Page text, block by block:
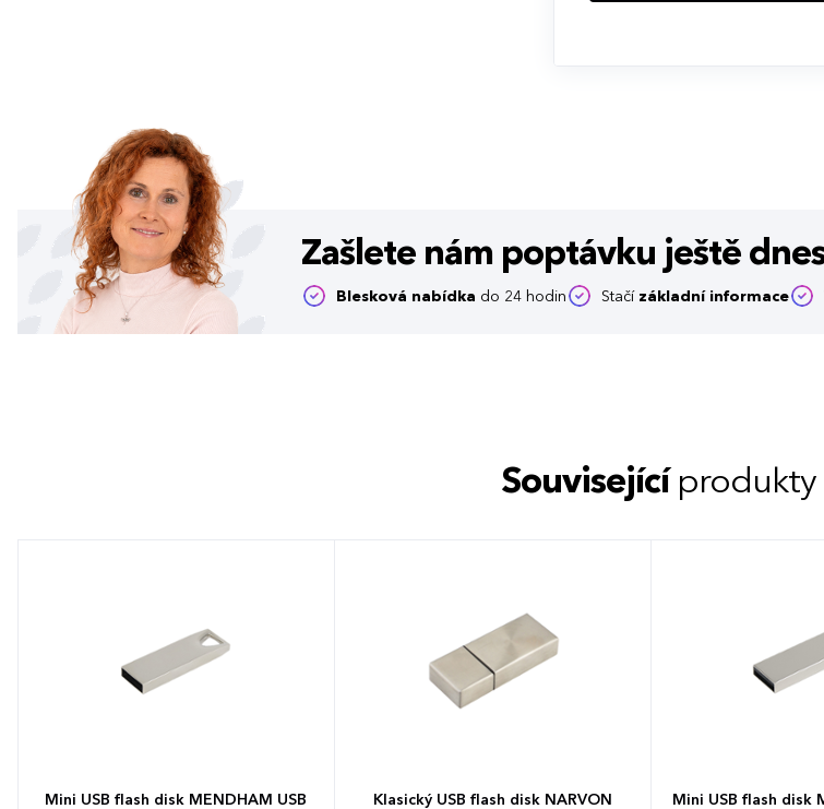
Zašlete nám poptávku ještě
Blesková nabídka do 24 hodin Stačí základní informace
Související produkty
Mini USB flash disk MENDHAM USB
Klasický USB flash disk NARVON
Mini USB flash disk